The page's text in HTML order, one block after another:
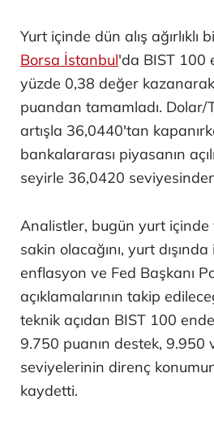
Yurt içinde dün alış ağırlıklı
Borsa İstanbul'da BIST 100
yüzde 0,38 değer
puandan tamamladı. Dolar/
artışla 36,0440'tan
bankalararası piyasanın
seyirle 36,0420
Analistler, bugün yurt
sakin olacağını, yurt
enflasyon ve Fed Başkanı
açıklamalarının takip
teknik açıdan BIST 100
9.750 puanın destek, 9.950
seviyelerinin direnç
kaydetti.